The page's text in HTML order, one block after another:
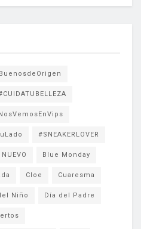
#SNEAKERLOVER
Blue Monday
Cloe Cuaresma
Niño Día del Padre